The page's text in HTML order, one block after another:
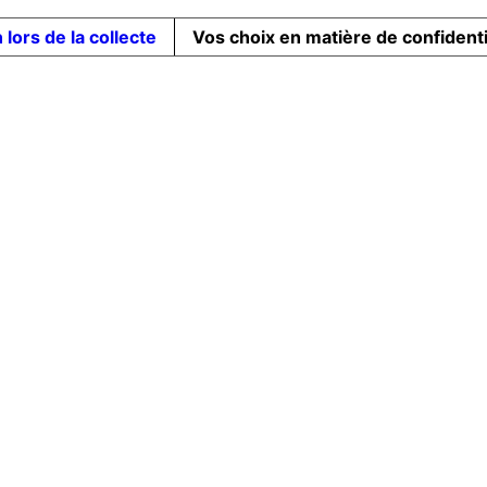
lors de la collecte Vos choix en matière de